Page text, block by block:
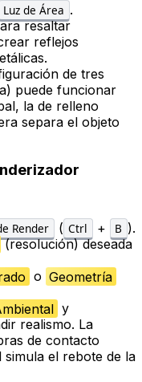
Luz de Área .
resaltar
reflejos
de tres
puede funcionar
la de relleno
separa el objeto
Render ( Ctrl + B ).
(resolución) deseada
o Geometría
y
realismo. La
de contacto
el rebote de la